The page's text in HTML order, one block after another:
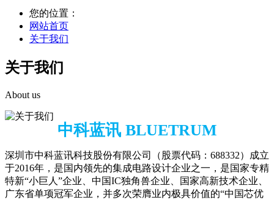
您的位置：
网站首页
关于我们
关于我们
About us
中科蓝讯 BLUETRUM
深圳市中科蓝讯科技股份有限公司（股票代码：688332）成立
于2016年，是国内领先的集成电路设计企业之一，是国家专精
特新“小巨人”企业、中国IC独角兽企业、国家高新技术企业、
广东省单项冠军企业，并多次荣膺业内极具价值的“中国芯优